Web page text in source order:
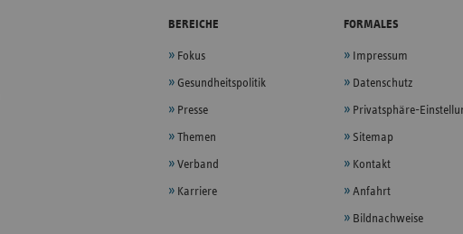
BEREICHE
Fokus
Gesundheitspolitik
Presse
Themen
Verband
Karriere
FORMALES
Impressum
Datenschutz
Privatsphäre-
Sitemap
Kontakt
Anfahrt
Bildnachweise